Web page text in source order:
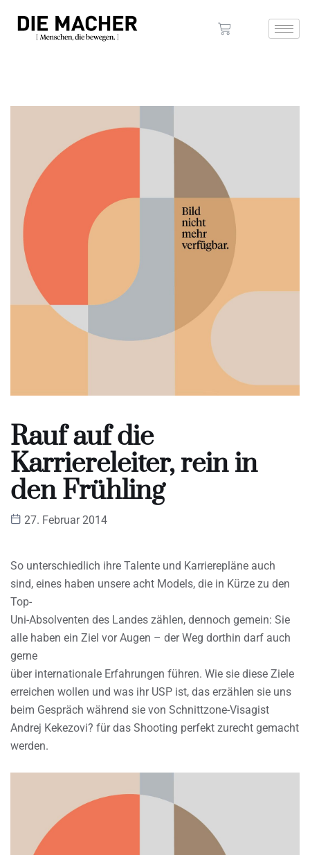
Rauf auf die
Karriereleiter, rein in
den Frühling
27. Februar 2014
So unterschiedlich ihre Talente und Karrierepläne auch
sind, eines haben unsere acht Models, die in Kürze zu den
Top-
Uni-Absolventen des Landes zählen, dennoch gemein: Sie
alle haben ein Ziel vor Augen – der Weg dorthin darf auch
gerne
über internationale Erfahrungen führen. Wie sie diese Ziele
erreichen wollen und was ihr USP ist, das erzählen sie uns
beim Gespräch während sie von Schnittzone-Visagist
Andrej Kekezovi? für das Shooting perfekt zurecht gemacht
werden.